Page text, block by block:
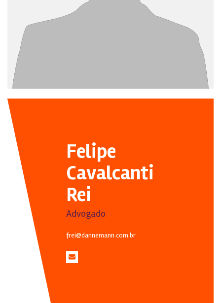
Felipe
Cavalcanti
Rei
Advogado
frei@dannemann.com.br